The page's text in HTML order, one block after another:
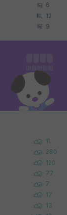
6
12
9
11
280
120
77
7
17
13